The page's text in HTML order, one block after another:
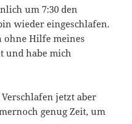
um 7:30 den
wieder eingeschlafen.
ohne Hilfe meines
und habe mich
jetzt aber
genug Zeit, um